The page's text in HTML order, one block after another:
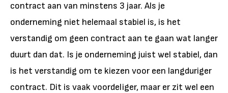
contract aan van minstens 3 jaar. Als je
onderneming niet helemaal stabiel is, is het
verstandig om geen contract aan te gaan wat langer
duurt dan dat. Is je onderneming juist wel stabiel, dan
is het verstandig om te kiezen voor een langduriger
contract. Dit is vaak voordeliger, maar er zit wel een